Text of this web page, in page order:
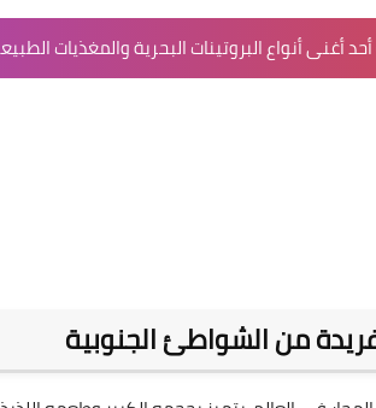
أغنى أنواع البروتينات البحرية والمغذيات
من الشواطئ الجنوبية